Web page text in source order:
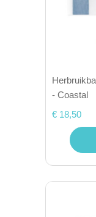
- Coastal
€ 18,50